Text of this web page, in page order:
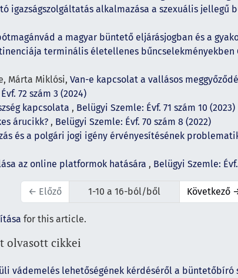
igazságszolgáltatás alkalmazása a szexuális jellegű
a magyar büntető eljárásjogban és a
terminális életellenes bűncselekményekben
Márta Miklósi, Van-e kapcsolat a vallásos
72 szám 3 (2024)
kapcsolata , Belügyi Szemle: Évf. 71 szám 10 (2023)
árucikk? , Belügyi Szemle: Évf. 70 szám 8 (2022)
és a polgári jogi igény érvényesítésének
az online platformok hatására , Belügyi Szemle:
← Előző 1-10 a 16-ból/ből Következő
for this article.
olvasott cikkei
vádemelés lehetőségének kérdéséről a büntetőbíró